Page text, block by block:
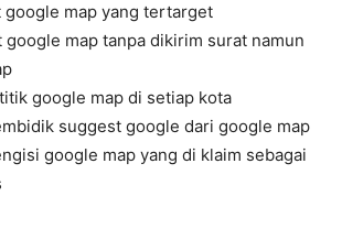
google map yang tertarget
google map tanpa dikirim surat namun
google map di setiap kota
suggest google dari google map
google map yang di klaim sebagai